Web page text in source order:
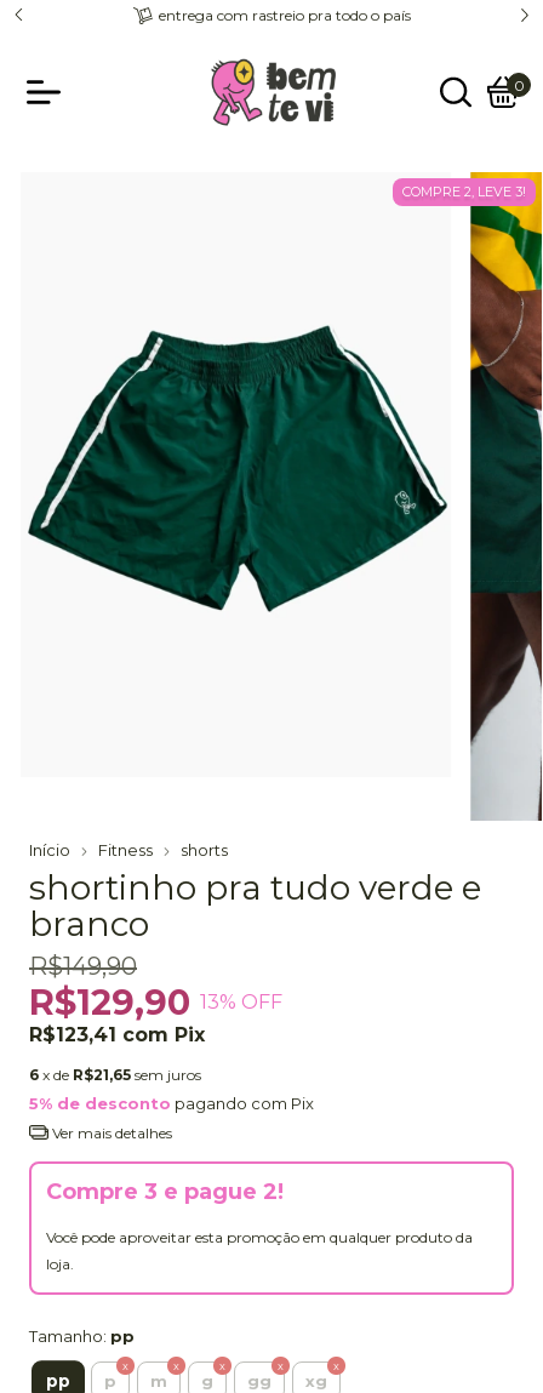
entrega com rastreio pra todo o país
0
COMPRE 2, LEVE 3!
Início Fitness shorts
shortinho pra tudo verde e
branco
R$149,90
R$129,90 13% OFF
R$123,41 com Pix
6 x de R$21,65 sem juros
5% de desconto pagando com Pix
Ver mais detalhes
Compre 3 e pague 2!
Você pode aproveitar esta promoção em qualquer produto da
loja.
Tamanho: pp
pp p m g gg xg